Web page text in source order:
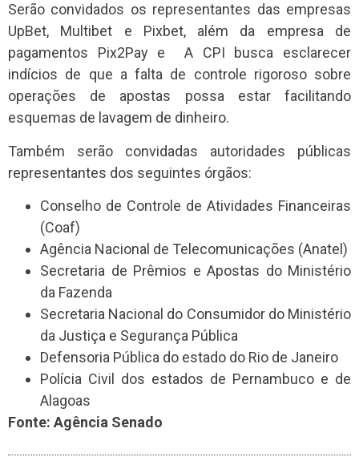
Serão convidados os representantes das empresas
UpBet, Multibet e Pixbet, além da empresa de
pagamentos Pix2Pay e A CPI busca esclarecer
indícios de que a falta de controle rigoroso sobre
operações de apostas possa estar facilitando
esquemas de lavagem de dinheiro.
Também serão convidadas autoridades públicas
representantes dos seguintes órgãos:
Conselho de Controle de Atividades Financeiras
(Coaf)
Agência Nacional de Telecomunicações (Anatel)
Secretaria de Prêmios e Apostas do Ministério
da Fazenda
Secretaria Nacional do Consumidor do Ministério
da Justiça e Segurança Pública
Defensoria Pública do estado do Rio de Janeiro
Polícia Civil dos estados de Pernambuco e de
Alagoas
Fonte: Agência Senado